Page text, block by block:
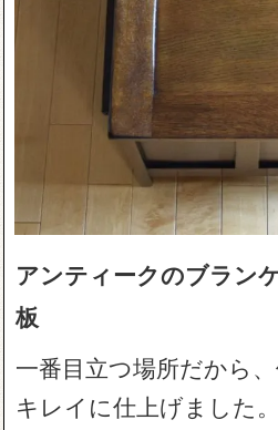
アンティークのブラン
板
一番目立つ場所だから
キレイに仕上げました